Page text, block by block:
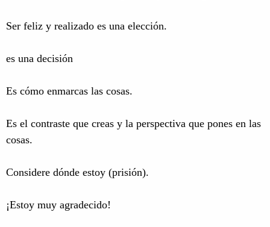
Ser feliz y realizado es una elección.
es una decisión
Es cómo enmarcas las cosas.
Es el contraste que creas y la perspectiva que pones en las
cosas.
Considere dónde estoy (prisión).
¡Estoy muy agradecido!